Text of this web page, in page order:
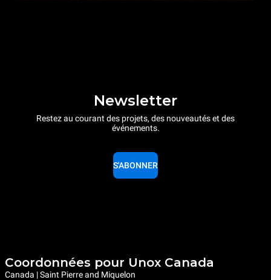
Newsletter
Restez au courant des projets, des nouveautés et des
événements.
S'ABONNER
Coordonnées pour Unox Canada
Canada | Saint Pierre and Miquelon